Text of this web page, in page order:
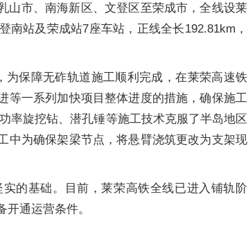
山市、南海新区、文登区至荣成市，全线设莱
站及荣成站7座车站，正线全长192.81km，
保障无砟轨道施工顺利完成，在莱荣高速铁
等一系列加快项目整体进度的措施，确保施工
率旋挖钻、潜孔锤等施工技术克服了半岛地区
中为确保架梁节点，将悬臂浇筑更改为支架现
的基础。目前，莱荣高铁全线已进入铺轨阶
通运营条件。